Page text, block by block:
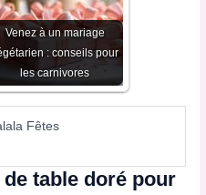
Venez à un mariage
: conseils pour
les carnivores
Fêtes
table doré pour